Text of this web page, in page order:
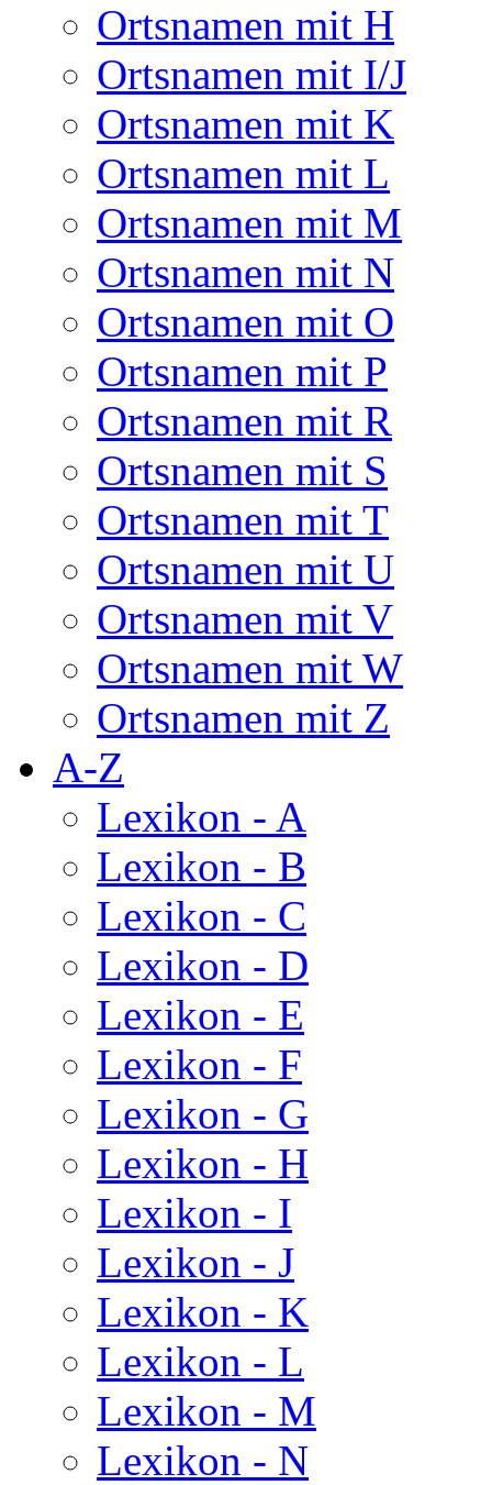
Ortsnamen mit H
Ortsnamen mit I/J
Ortsnamen mit K
Ortsnamen mit L
Ortsnamen mit M
Ortsnamen mit N
Ortsnamen mit O
Ortsnamen mit P
Ortsnamen mit R
Ortsnamen mit S
Ortsnamen mit T
Ortsnamen mit U
Ortsnamen mit V
Ortsnamen mit W
Ortsnamen mit Z
A-Z
Lexikon - A
Lexikon - B
Lexikon - C
Lexikon - D
Lexikon - E
Lexikon - F
Lexikon - G
Lexikon - H
Lexikon - I
Lexikon - J
Lexikon - K
Lexikon - L
Lexikon - M
Lexikon - N